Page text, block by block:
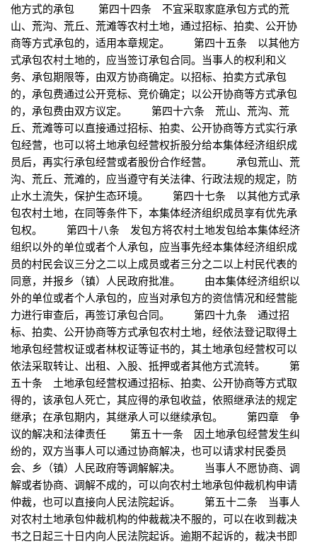
他方式的承包 第四十四条 不宜采取家庭承包方式的荒
山、荒沟、荒丘、荒滩等农村土地，通过招标、拍卖、公开协
商等方式承包的，适用本章规定。 第四十五条 以其他方
式承包农村土地的，应当签订承包合同。当事人的权利和义
务、承包期限等，由双方协商确定。以招标、拍卖方式承包
的，承包费通过公开竞标、竞价确定；以公开协商等方式承包
的，承包费由双方议定。 第四十六条 荒山、荒沟、荒
丘、荒滩等可以直接通过招标、拍卖、公开协商等方式实行承
包经营，也可以将土地承包经营权折股分给本集体经济组织成
员后，再实行承包经营或者股份合作经营。 承包荒山、荒
沟、荒丘、荒滩的，应当遵守有关法律、行政法规的规定，防
止水土流失，保护生态环境。 第四十七条 以其他方式承
包农村土地，在同等条件下，本集体经济组织成员享有优先承
包权。 第四十八条 发包方将农村土地发包给本集体经济
组织以外的单位或者个人承包，应当事先经本集体经济组织成
员的村民会议三分之二以上成员或者三分之二以上村民代表的
同意，并报乡（镇）人民政府批准。 由本集体经济组织以
外的单位或者个人承包的，应当对承包方的资信情况和经营能
力进行审查后，再签订承包合同。 第四十九条 通过招
标、拍卖、公开协商等方式承包农村土地，经依法登记取得土
地承包经营权证或者林权证等证书的，其土地承包经营权可以
依法采取转让、出租、入股、抵押或者其他方式流转。 第
五十条 土地承包经营权通过招标、拍卖、公开协商等方式取
得的，该承包人死亡，其应得的承包收益，依照继承法的规定
继承；在承包期内，其继承人可以继续承包。 第四章 争
议的解决和法律责任 第五十一条 因土地承包经营发生纠
纷的，双方当事人可以通过协商解决，也可以请求村民委员
会、乡（镇）人民政府等调解解决。 当事人不愿协商、调
解或者协商、调解不成的，可以向农村土地承包仲裁机构申请
仲裁，也可以直接向人民法院起诉。 第五十二条 当事人
对农村土地承包仲裁机构的仲裁裁决不服的，可以在收到裁决
书之日起三十日内向人民法院起诉。逾期不起诉的，裁决书即